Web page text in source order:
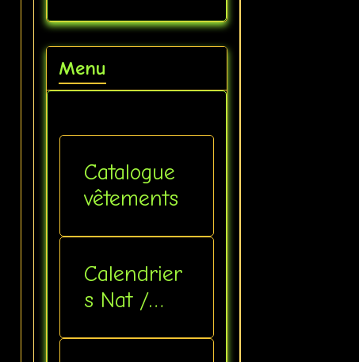
Menu
Catalogue
vêtements
Calendrier
s Nat /